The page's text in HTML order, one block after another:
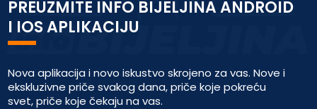
PREUZMITE INFO BIJELJINA ANDROID
I IOS APLIKACIJU
Nova aplikacija i novo iskustvo skrojeno za vas. Nove i
ekskluzivne priče svakog dana, priče koje pokreću
svet, priče koje čekaju na vas.